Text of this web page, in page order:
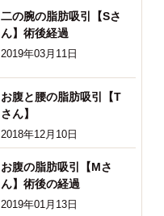
二の腕の脂肪吸引【Sさ
ん】術後経過
2019年03月11日
お腹と腰の脂肪吸引【T
さん】
2018年12月10日
お腹の脂肪吸引【Mさ
ん】術後の経過
2019年01月13日